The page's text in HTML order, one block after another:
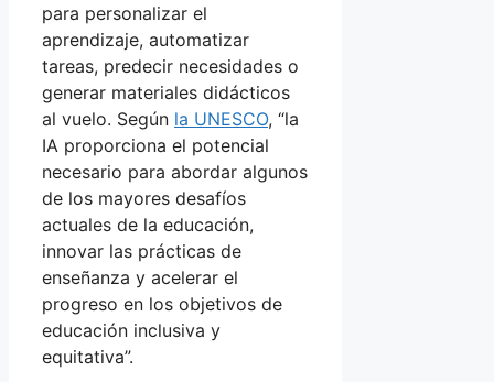
para personalizar el
aprendizaje, automatizar
tareas, predecir necesidades o
generar materiales didácticos
al vuelo. Según la UNESCO, “la
IA proporciona el potencial
necesario para abordar algunos
de los mayores desafíos
actuales de la educación,
innovar las prácticas de
enseñanza y acelerar el
progreso en los objetivos de
educación inclusiva y
equitativa”.